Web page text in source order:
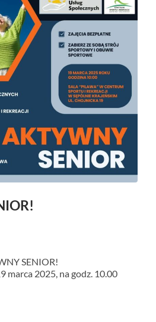
SENIOR!
marca 2025, na godz. 10.00